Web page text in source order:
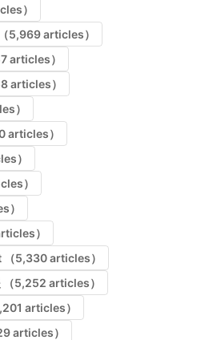
）
5,969 articles）
articles）
articles）
）
articles）
）
）
）
）
5,330 articles）
（5,252 articles）
articles）
articles）